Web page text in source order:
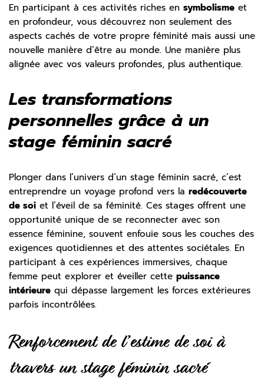
En participant à ces activités riches en symbolisme et
en profondeur, vous découvrez non seulement des
aspects cachés de votre propre féminité mais aussi une
nouvelle manière d’être au monde. Une manière plus
alignée avec vos valeurs profondes, plus authentique.
Les transformations
personnelles grâce à un
stage féminin sacré
Plonger dans l’univers d’un stage féminin sacré, c’est
entreprendre un voyage profond vers la redécouverte
de soi et l’éveil de sa féminité. Ces stages offrent une
opportunité unique de se reconnecter avec son
essence féminine, souvent enfouie sous les couches des
exigences quotidiennes et des attentes sociétales. En
participant à ces expériences immersives, chaque
femme peut explorer et éveiller cette puissance
intérieure qui dépasse largement les forces extérieures
parfois incontrôlées.
Renforcement de l’estime de soi à
travers un stage féminin sacré